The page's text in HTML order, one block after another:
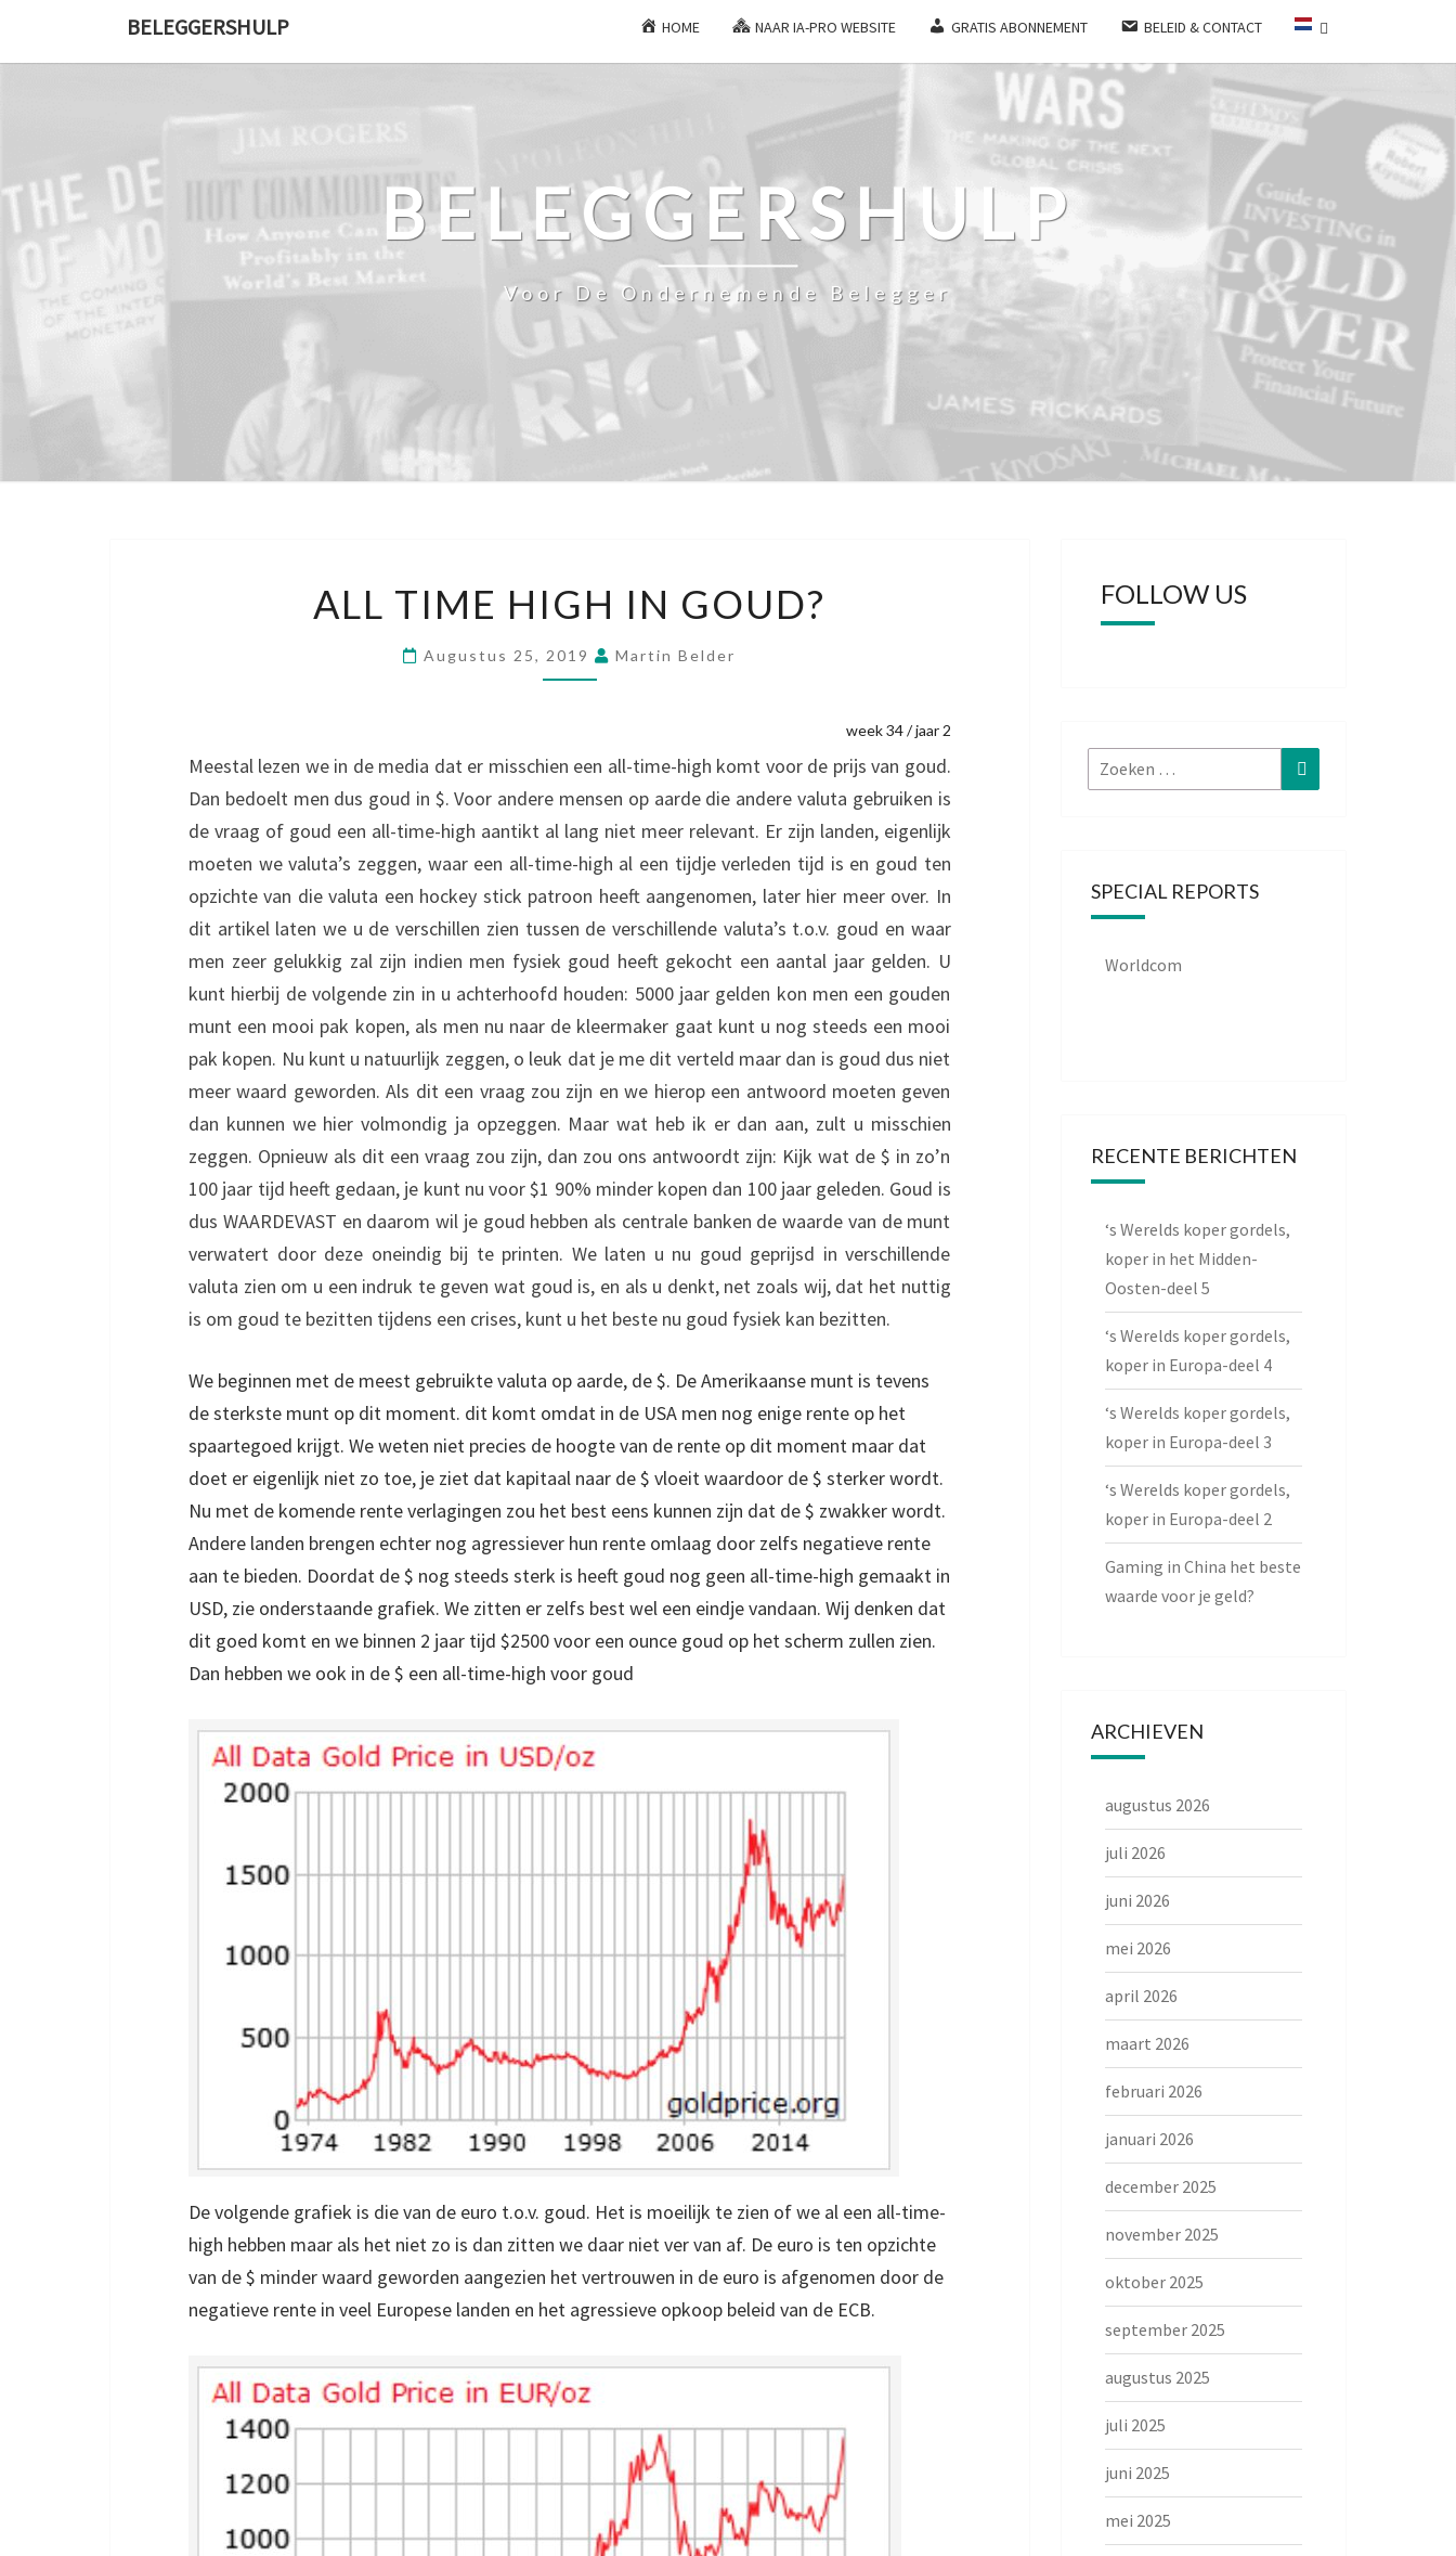
BELEGGERSHULP HOME NAAR IA-PRO WEBSITE GRATIS ABONNEMENT BELEID & CONTACT
BELEGGERSHULP
Voor De Ondernemende Belegger
TIME
ALL TIME HIGH IN GOUD?
Augustus 25, 2019 Martin Belder
week 34 / jaar 2
Meestal lezen we in de media dat er misschien een all-time-high komt voor de prijs van goud.
Dan bedoelt men dus goud in $. Voor andere mensen op aarde die andere valuta gebruiken is
de vraag of goud een all-time-high aantikt al lang niet meer relevant. Er zijn landen, eigenlijk
moeten we valuta’s zeggen, waar een all-time-high al een tijdje verleden tijd is en goud ten
opzichte van die valuta een hockey stick patroon heeft aangenomen, later hier meer over. In
dit artikel laten we u de verschillen zien tussen de verschillende valuta’s t.o.v. goud en waar
men zeer gelukkig zal zijn indien men fysiek goud heeft gekocht een aantal jaar gelden. U
kunt hierbij de volgende zin in u achterhoofd houden: 5000 jaar gelden kon men een gouden
munt een mooi pak kopen, als men nu naar de kleermaker gaat kunt u nog steeds een mooi
pak kopen. Nu kunt u natuurlijk zeggen, o leuk dat je me dit verteld maar dan is goud dus niet
meer waard geworden. Als dit een vraag zou zijn en we hierop een antwoord moeten geven
dan kunnen we hier volmondig ja opzeggen. Maar wat heb ik er dan aan, zult u misschien
zeggen. Opnieuw als dit een vraag zou zijn, dan zou ons antwoordt zijn: Kijk wat de $ in zo’n
100 jaar tijd heeft gedaan, je kunt nu voor $1 90% minder kopen dan 100 jaar geleden. Goud is
dus WAARDEVAST en daarom wil je goud hebben als centrale banken de waarde van de munt
verwatert door deze oneindig bij te printen. We laten u nu goud geprijsd in verschillende
valuta zien om u een indruk te geven wat goud is, en als u denkt, net zoals wij, dat het nuttig
is om goud te bezitten tijdens een crises, kunt u het beste nu goud fysiek kan bezitten.
We beginnen met de meest gebruikte valuta op aarde, de $. De Amerikaanse munt is tevens
de sterkste munt op dit moment. dit komt omdat in de USA men nog enige rente op het
spaartegoed krijgt. We weten niet precies de hoogte van de rente op dit moment maar dat
doet er eigenlijk niet zo toe, je ziet dat kapitaal naar de $ vloeit waardoor de $ sterker wordt.
Nu met de komende rente verlagingen zou het best eens kunnen zijn dat de $ zwakker wordt.
Andere landen brengen echter nog agressiever hun rente omlaag door zelfs negatieve rente
aan te bieden. Doordat de $ nog steeds sterk is heeft goud nog geen all-time-high gemaakt in
USD, zie onderstaande grafiek. We zitten er zelfs best wel een eindje vandaan. Wij denken dat
dit goed komt en we binnen 2 jaar tijd $2500 voor een ounce goud op het scherm zullen zien.
Dan hebben we ook in de $ een all-time-high voor goud
De volgende grafiek is die van de euro t.o.v. goud. Het is moeilijk te zien of we al een all-time-
high hebben maar als het niet zo is dan zitten we daar niet ver van af. De euro is ten opzichte
van de $ minder waard geworden aangezien het vertrouwen in de euro is afgenomen door de
negatieve rente in veel Europese landen en het agressieve opkoop beleid van de ECB.
FOLLOW US
Zoeken
naar:
Zoeken
SPECIAL REPORTS
Worldcom
RECENTE BERICHTEN
‘s Werelds koper gordels,
koper in het Midden-
Oosten-deel 5
‘s Werelds koper gordels,
koper in Europa-deel 4
‘s Werelds koper gordels,
koper in Europa-deel 3
‘s Werelds koper gordels,
koper in Europa-deel 2
Gaming in China het beste
waarde voor je geld?
ARCHIEVEN
augustus 2026
juli 2026
juni 2026
mei 2026
april 2026
maart 2026
februari 2026
januari 2026
december 2025
november 2025
oktober 2025
september 2025
augustus 2025
juli 2025
juni 2025
mei 2025